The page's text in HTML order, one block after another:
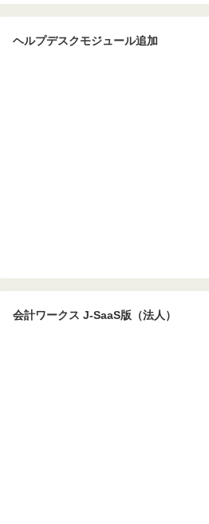
ヘルプデスクモジュール追加
会計ワークス J-SaaS版（法人）